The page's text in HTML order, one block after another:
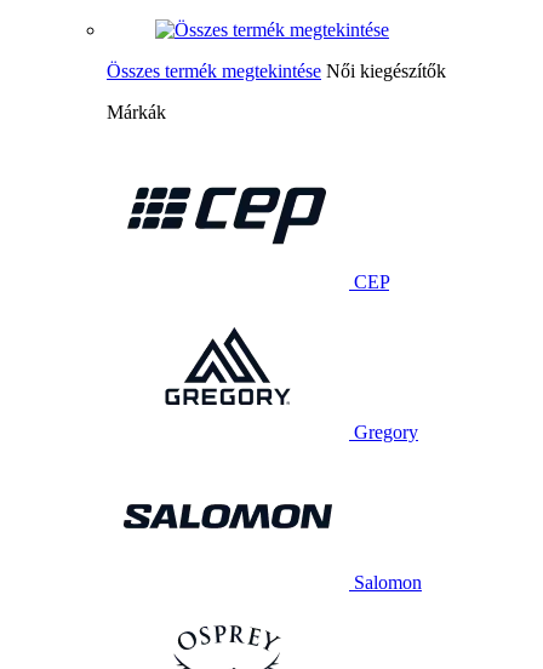
Összes termék megtekintése Női kiegészítők
Márkák
CEP
Gregory
Salomon